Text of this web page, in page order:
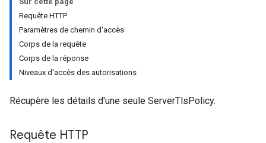
Requête HTTP
Paramètres de chemin d'accès
Corps de la requête
Corps de la réponse
Niveaux d'accès des autorisations
Récupère les détails d'une seule ServerTlsPolicy.
Requête HTTP